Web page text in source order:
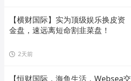
【横财国际】实为顶级娱乐换皮资
金盘，速远离短命割韭菜盘！
2天前
【恒财国际，海鱼生活，Websea交